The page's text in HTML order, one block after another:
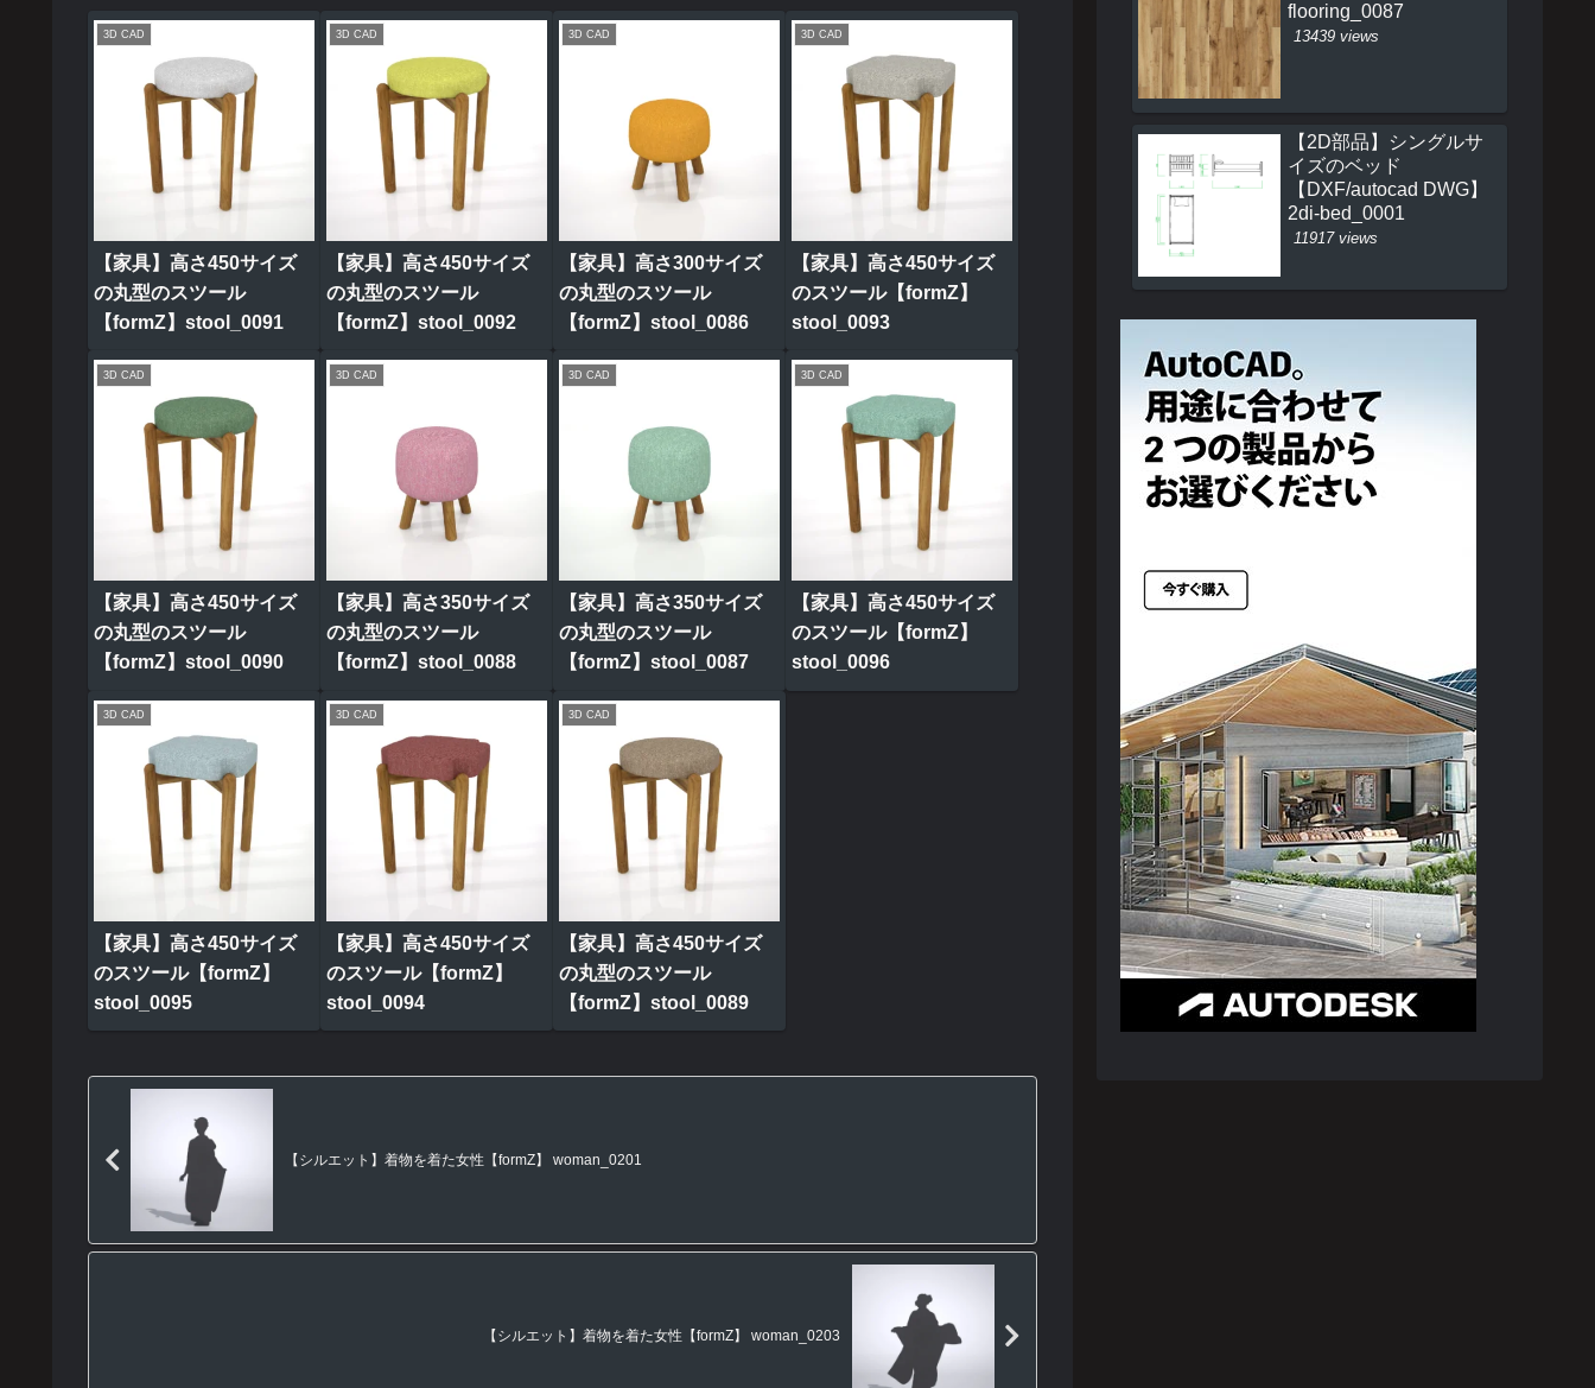
3D CAD
【家具】高さ450サイズ
の丸型のスツール
【formZ】stool_0091
3D CAD
【家具】高さ450サイズ
の丸型のスツール
【formZ】stool_0092
3D CAD
【家具】高さ300サイズ
の丸型のスツール
【formZ】stool_0086
3D CAD
【家具】高さ450サイズ
のスツール【formZ】
stool_0093
3D CAD
【家具】高さ450サイズ
の丸型のスツール
【formZ】stool_0090
3D CAD
【家具】高さ350サイズ
の丸型のスツール
【formZ】stool_0088
3D CAD
【家具】高さ350サイズ
の丸型のスツール
【formZ】stool_0087
3D CAD
【家具】高さ450サイズ
のスツール【formZ】
stool_0096
3D CAD
【家具】高さ450サイズ
のスツール【formZ】
stool_0095
3D CAD
【家具】高さ450サイズ
のスツール【formZ】
stool_0094
3D CAD
【家具】高さ450サイズ
の丸型のスツール
【formZ】stool_0089
【シルエット】着物を着た女性【formZ】 woman_0201
【シルエット】着物を着た女性【formZ】 woman_0203
flooring_0087
13439 views
【2D部品】シングルサ
イズのベッド
【DXF/autocad DWG】
2di-bed_0001
11917 views